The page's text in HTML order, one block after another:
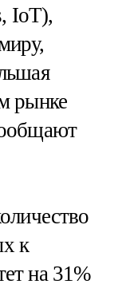
IoT),
рынке
к
на 31%